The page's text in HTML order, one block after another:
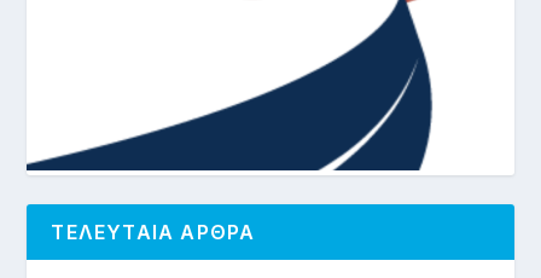
ΤΕΛΕΥΤΑΙΑ ΑΡΘΡΑ